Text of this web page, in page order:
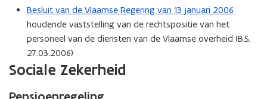
Besluit van de Vlaamse Regering van 13 januari 2006
houdende vaststelling van de rechtspositie van het
personeel van de diensten van de Vlaamse overheid (B.S.
27.03.2006)
Sociale Zekerheid